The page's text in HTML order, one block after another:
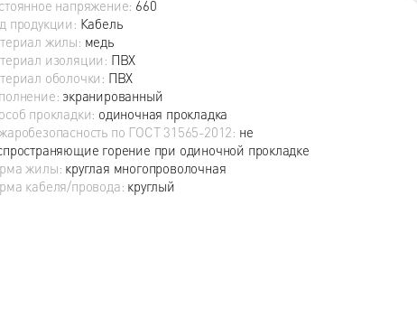
напряжение: 660
продукции: Кабель
жилы: медь
изоляции: ПВХ
оболочки: ПВХ
экранированный
прокладки: одиночная прокладка
по ГОСТ 31565-2012: не
горение при одиночной прокладке
жилы: круглая многопроволочная
кабеля/провода: круглый